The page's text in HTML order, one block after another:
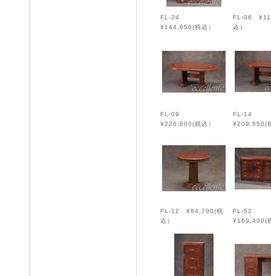
FL-24
¥144,650(税込）
FL-06
込）
FL-09
¥226,600(税込）
FL-14
¥209,550(
FL-12 ¥84,700(税
込）
FL-52
¥169,400(